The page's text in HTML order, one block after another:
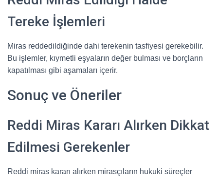
Tereke İşlemleri
Miras reddedildiğinde dahi terekenin tasfiyesi gerekebilir.
Bu işlemler, kıymetli eşyaların değer bulması ve borçların
kapatılması gibi aşamaları içerir.
Sonuç ve Öneriler
Reddi Miras Kararı Alırken Dikkat
Edilmesi Gerekenler
Reddi miras kararı alırken mirasçıların hukuki süreçler